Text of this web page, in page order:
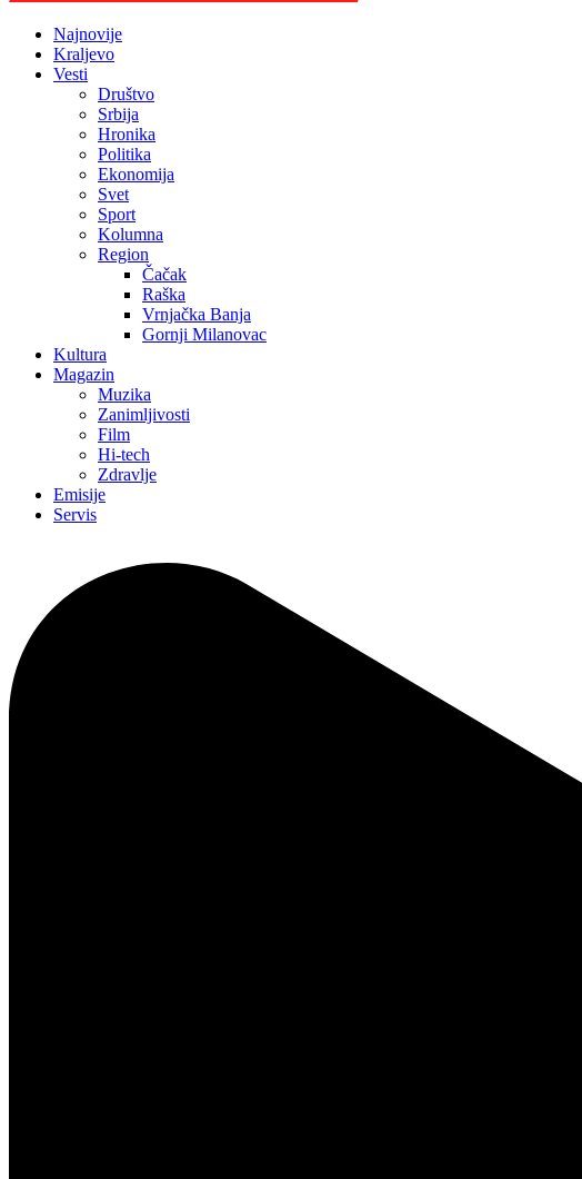
Najnovije
Kraljevo
Vesti
Društvo
Srbija
Hronika
Politika
Ekonomija
Svet
Sport
Kolumna
Region
Čačak
Raška
Vrnjačka Banja
Gornji Milanovac
Kultura
Magazin
Muzika
Zanimljivosti
Film
Hi-tech
Zdravlje
Emisije
Servis